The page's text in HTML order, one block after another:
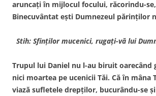
aruncaţi în mijlocul focului, răcorindu-
Binecuvântat eşti Dumnezeul părinţilor
Stih: Sfinţilor mucenici, rugaţi-vă lui
Trupul lui Daniel nu l-au biruit oarecând
nici moartea pe ucenicii Tăi. Că în mâna
viază sufletele drepţilor, bucurându-se